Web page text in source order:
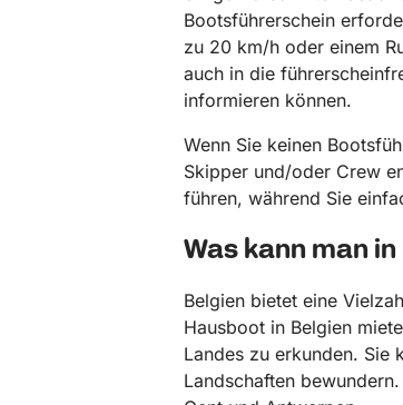
Bootsführerschein
zu 20 km/h oder einem
auch in die
informieren können.
Wenn Sie keinen
Skipper und/oder Crew
führen, während Sie
Was kann man
Belgien bietet eine
Hausboot in Belgien
Landes zu erkunden. Sie
Landschaften